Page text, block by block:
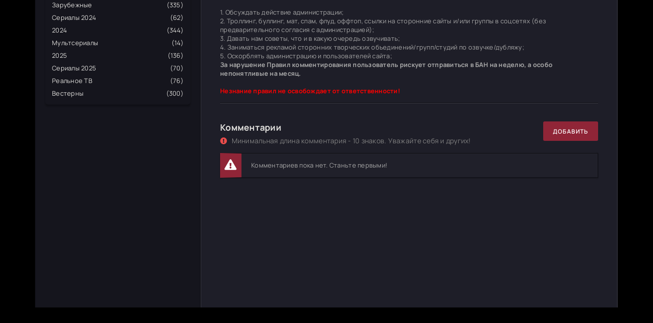
Зарубежные
(335)
Сериалы 2024
(62)
2024
(344)
Мультсериалы
(14)
2025
(136)
Сериалы 2025
(70)
Реальное ТВ
(76)
Вестерны
(300)
1. Обсуждать действие администрации;
2. Троллинг, буллинг, мат, спам, флуд, оффтоп, ссылки на сторонние сайты и/или группы в соцсетях (без
предварительного согласия с администрацией);
3. Давать нам советы, что и в какую очередь озвучивать;
4. Заниматься рекламой сторонних творческих объединений/групп/студий по озвучке/дубляжу;
5. Оскорблять администрацию и пользователей сайта;
За нарушение Правил комментирования пользователь рискует отправиться в БАН на неделю, а особо
непонятливые на месяц.
Незнание правил не освобождает от ответственности!
Комментарии
Минимальная длина комментария - 10 знаков. Уважайте себя и других!
ДОБАВИТЬ
Комментариев пока нет. Станьте первыми!